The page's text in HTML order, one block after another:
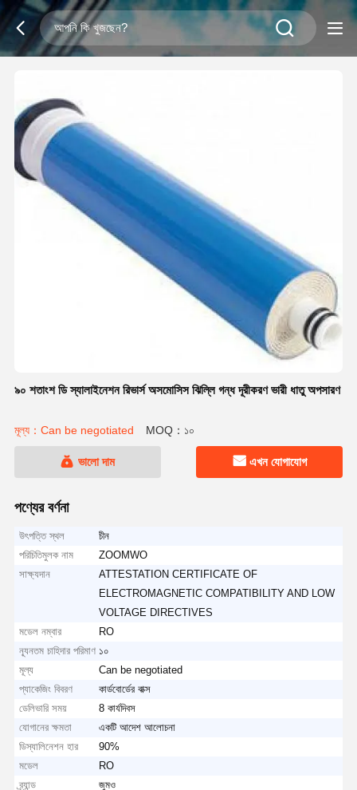
৯০ শতাংশ ডি স্যালাইনেশন রিভার্স অসমোসিস ঝিল্লি গন্ধ দূরীকরণ ভারী ধাতু অপসারণ
মূল্য：Can be negotiated MOQ：১০
ভালো দাম এখন যোগাযোগ
পণ্যের বর্ণনা
উৎপত্তি স্থল
চীন
পরিচিতিমুলক নাম
ZOOMWO
সাক্ষ্যদান
ATTESTATION CERTIFICATE OF
ELECTROMAGNETIC COMPATIBILITY AND LOW
VOLTAGE DIRECTIVES
মডেল নম্বার
RO
ন্যূনতম চাহিদার পরিমাণ ১০
মূল্য
Can be negotiated
প্যাকেজিং বিবরণ
কার্ডবোর্ডের বাক্স
ডেলিভারি সময়
8 কার্যদিবস
যোগানের ক্ষমতা
একটি আদেশ আলোচনা
ডিস্যালিনেশন হার
90%
মডেল
RO
ব্র্যান্ড
জুমও